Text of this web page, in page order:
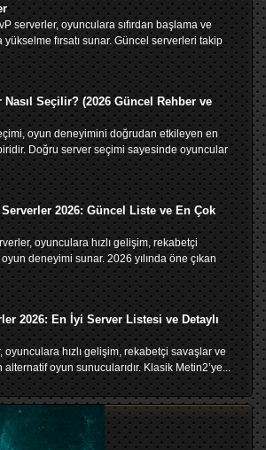
serverler, oyunculara sıfırdan başlama ve
fırsatı sunar. Güncel serverleri takip
Seçilir? (2026 Güncel Rehber ve
oyun deneyimini doğrudan etkileyen en
Doğru server seçimi sayesinde oyuncular
2026: Güncel Liste ve En Çok
oyunculara hızlı gelişim, rekabetçi
deneyimi sunar. 2026 yılında öne çıkan
2026: En İyi Server Listesi ve Detaylı
oyunculara hızlı gelişim, rekabetçi savaşlar ve
oyun sunucularıdır. Klasik Metin2’ye...